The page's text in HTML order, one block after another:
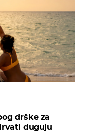
drške za
duguju